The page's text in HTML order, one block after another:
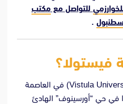
للتواصل مع مكتب
.
فيستولا؟
تقع جامعة فيستولا (Vistula University) في العاصمة
في حي “أورسينوف” الهادئ